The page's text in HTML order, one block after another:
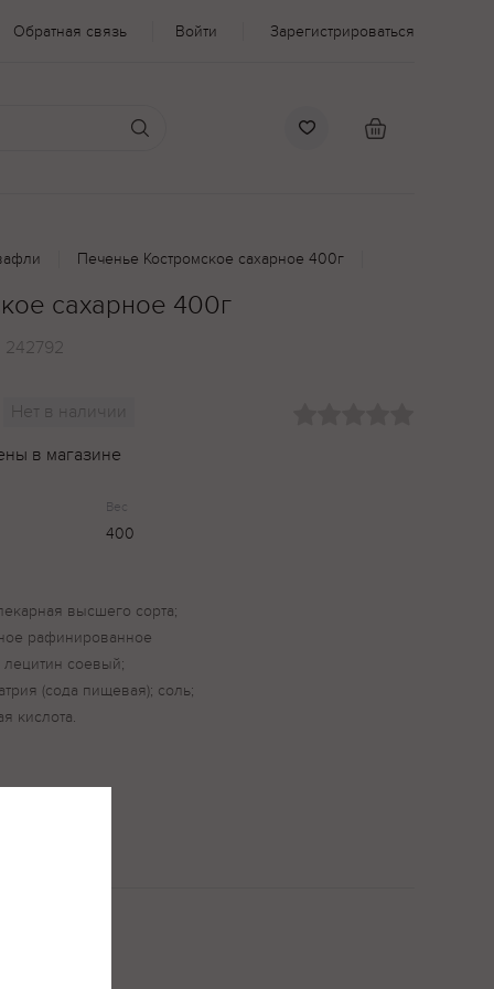
Обратная связь Войти Зарегистрироваться
Печенье Костромское сахарное 400г
сахарное 400г
242792
Нет в наличии
в магазине
Вес
400
высшего сорта;
рафинированное
соевый;
(сода пищевая); соль;
кислота.